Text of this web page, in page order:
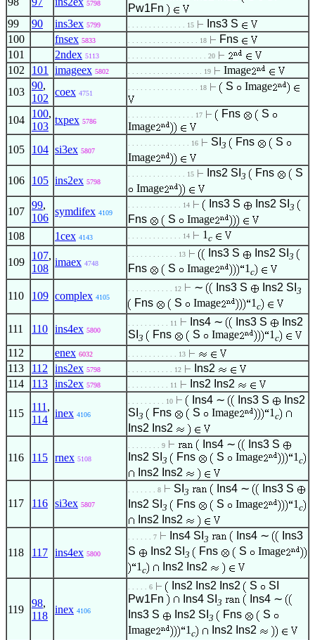
5798
Pw1Fn
99
90 ins3ex 5799 . . . . . . . . . . . . . . 15 Ins3 S
100
fnsex 5833 . . . . . . . . . . . . . . . . . 18
Fns
101
2ndex 5113 . . . . . . . . . . . . . . . . . . . 20
102 101 imageex 5802 . . . . . . . . . . . . . . . . . . 19
Image
103
90,
102
coex 4751
. . . . . . . . . . . . . . . . . 18 S Image
104
100,
103
txpex 5786
. . . . . . . . . . . . . . . . 17 Fns
S
Image
105
104 si3ex 5807
. . . . . . . . . . . . . . . 16 SI 3 Fns
S
Image
106
105 ins2ex 5798
. . . . . . . . . . . . . . 15 Ins2 SI 3 Fns
S
Image
107
99,
106
symdifex 4109
. . . . . . . . . . . . . 14 Ins3 S Ins2 SI 3
Fns S
Image
108
1cex 4143 . . . . . . . . . . . . . 14 1 c
109
107,
108
imaex 4748
. . . . . . . . . . . . 13 Ins3 S Ins2 SI 3
Fns S Image 1 c
110 109 complex 4105
. . . . . . . . . . . 12 ∼ Ins3 S Ins2 SI 3
Fns S Image 1 c
111 110 ins4ex 5800
. . . . . . . . . . 11 Ins4 ∼ Ins3 S
Ins2
SI 3 Fns S Image 1 c
112 enex 6032 . . . . . . . . . . . . 13
113 112 ins2ex 5798 . . . . . . . . . . . 12
Ins2
114
113 ins2ex 5798 . . . . . . . . . . 11 Ins2 Ins2
115
111 ,
114
inex 4106
. . . . . . . . . 10 Ins4 ∼ Ins3 S
Ins2
SI 3 Fns S Image 1 c
Ins2 Ins2
116 115 rnex 5108
. . . . . . . . 9 Ins4 ∼ Ins3 S
Ins2 SI 3 Fns S Image 1 c
Ins2 Ins2
117 116 si3ex 5807
. . . . . . . 8 SI 3 Ins4 ∼ Ins3 S
Ins2 SI 3 Fns S Image 1 c
Ins2 Ins2
118 117 ins4ex 5800
. . . . . . 7 Ins4 SI 3 Ins4 ∼
Ins3
S
Ins2 SI 3 Fns S
Image
1 c Ins2 Ins2
119
98,
118
inex 4106
. . . . . 6 Ins2 Ins2 Ins2 S
SI
Pw1Fn
Ins4 SI 3 Ins4 ∼
Ins3 S Ins2 SI 3 Fns
S
Image
1 c Ins2 Ins2